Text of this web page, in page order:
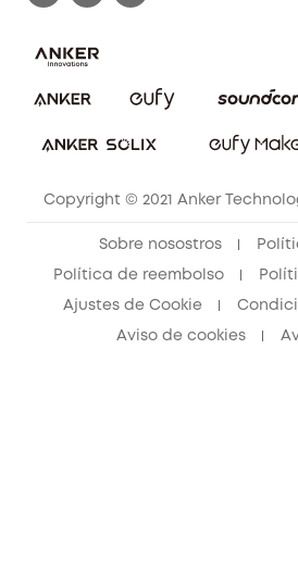
Sistemas de Alarma
Explorar todo
Preguntas frecuentes sobre
Portal web de seguridad
Copyright © 2021 Anker
Sobre nosostros
Política de reembolso
Ajustes de Cookie
Aviso de cookies